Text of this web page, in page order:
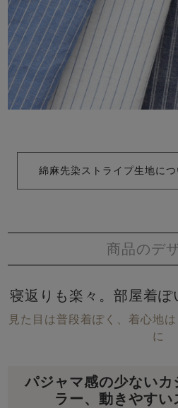
綿麻先染ストライプ生地に
商品のデ
寝返りも楽々。部屋着ぽ
見た目は普段着ぽく、着心地
に
パジャマ感の少ないカ
ラー、動きやすい